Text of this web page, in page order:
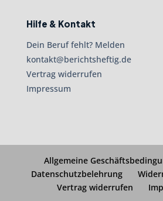
Hilfe & Kontakt
Dein Beruf fehlt? Melden
kontakt@berichtsheftig.de
Vertrag widerrufen
Impressum
Allgemeine
Datenschutzbelehrung
Vertrag widerrufen